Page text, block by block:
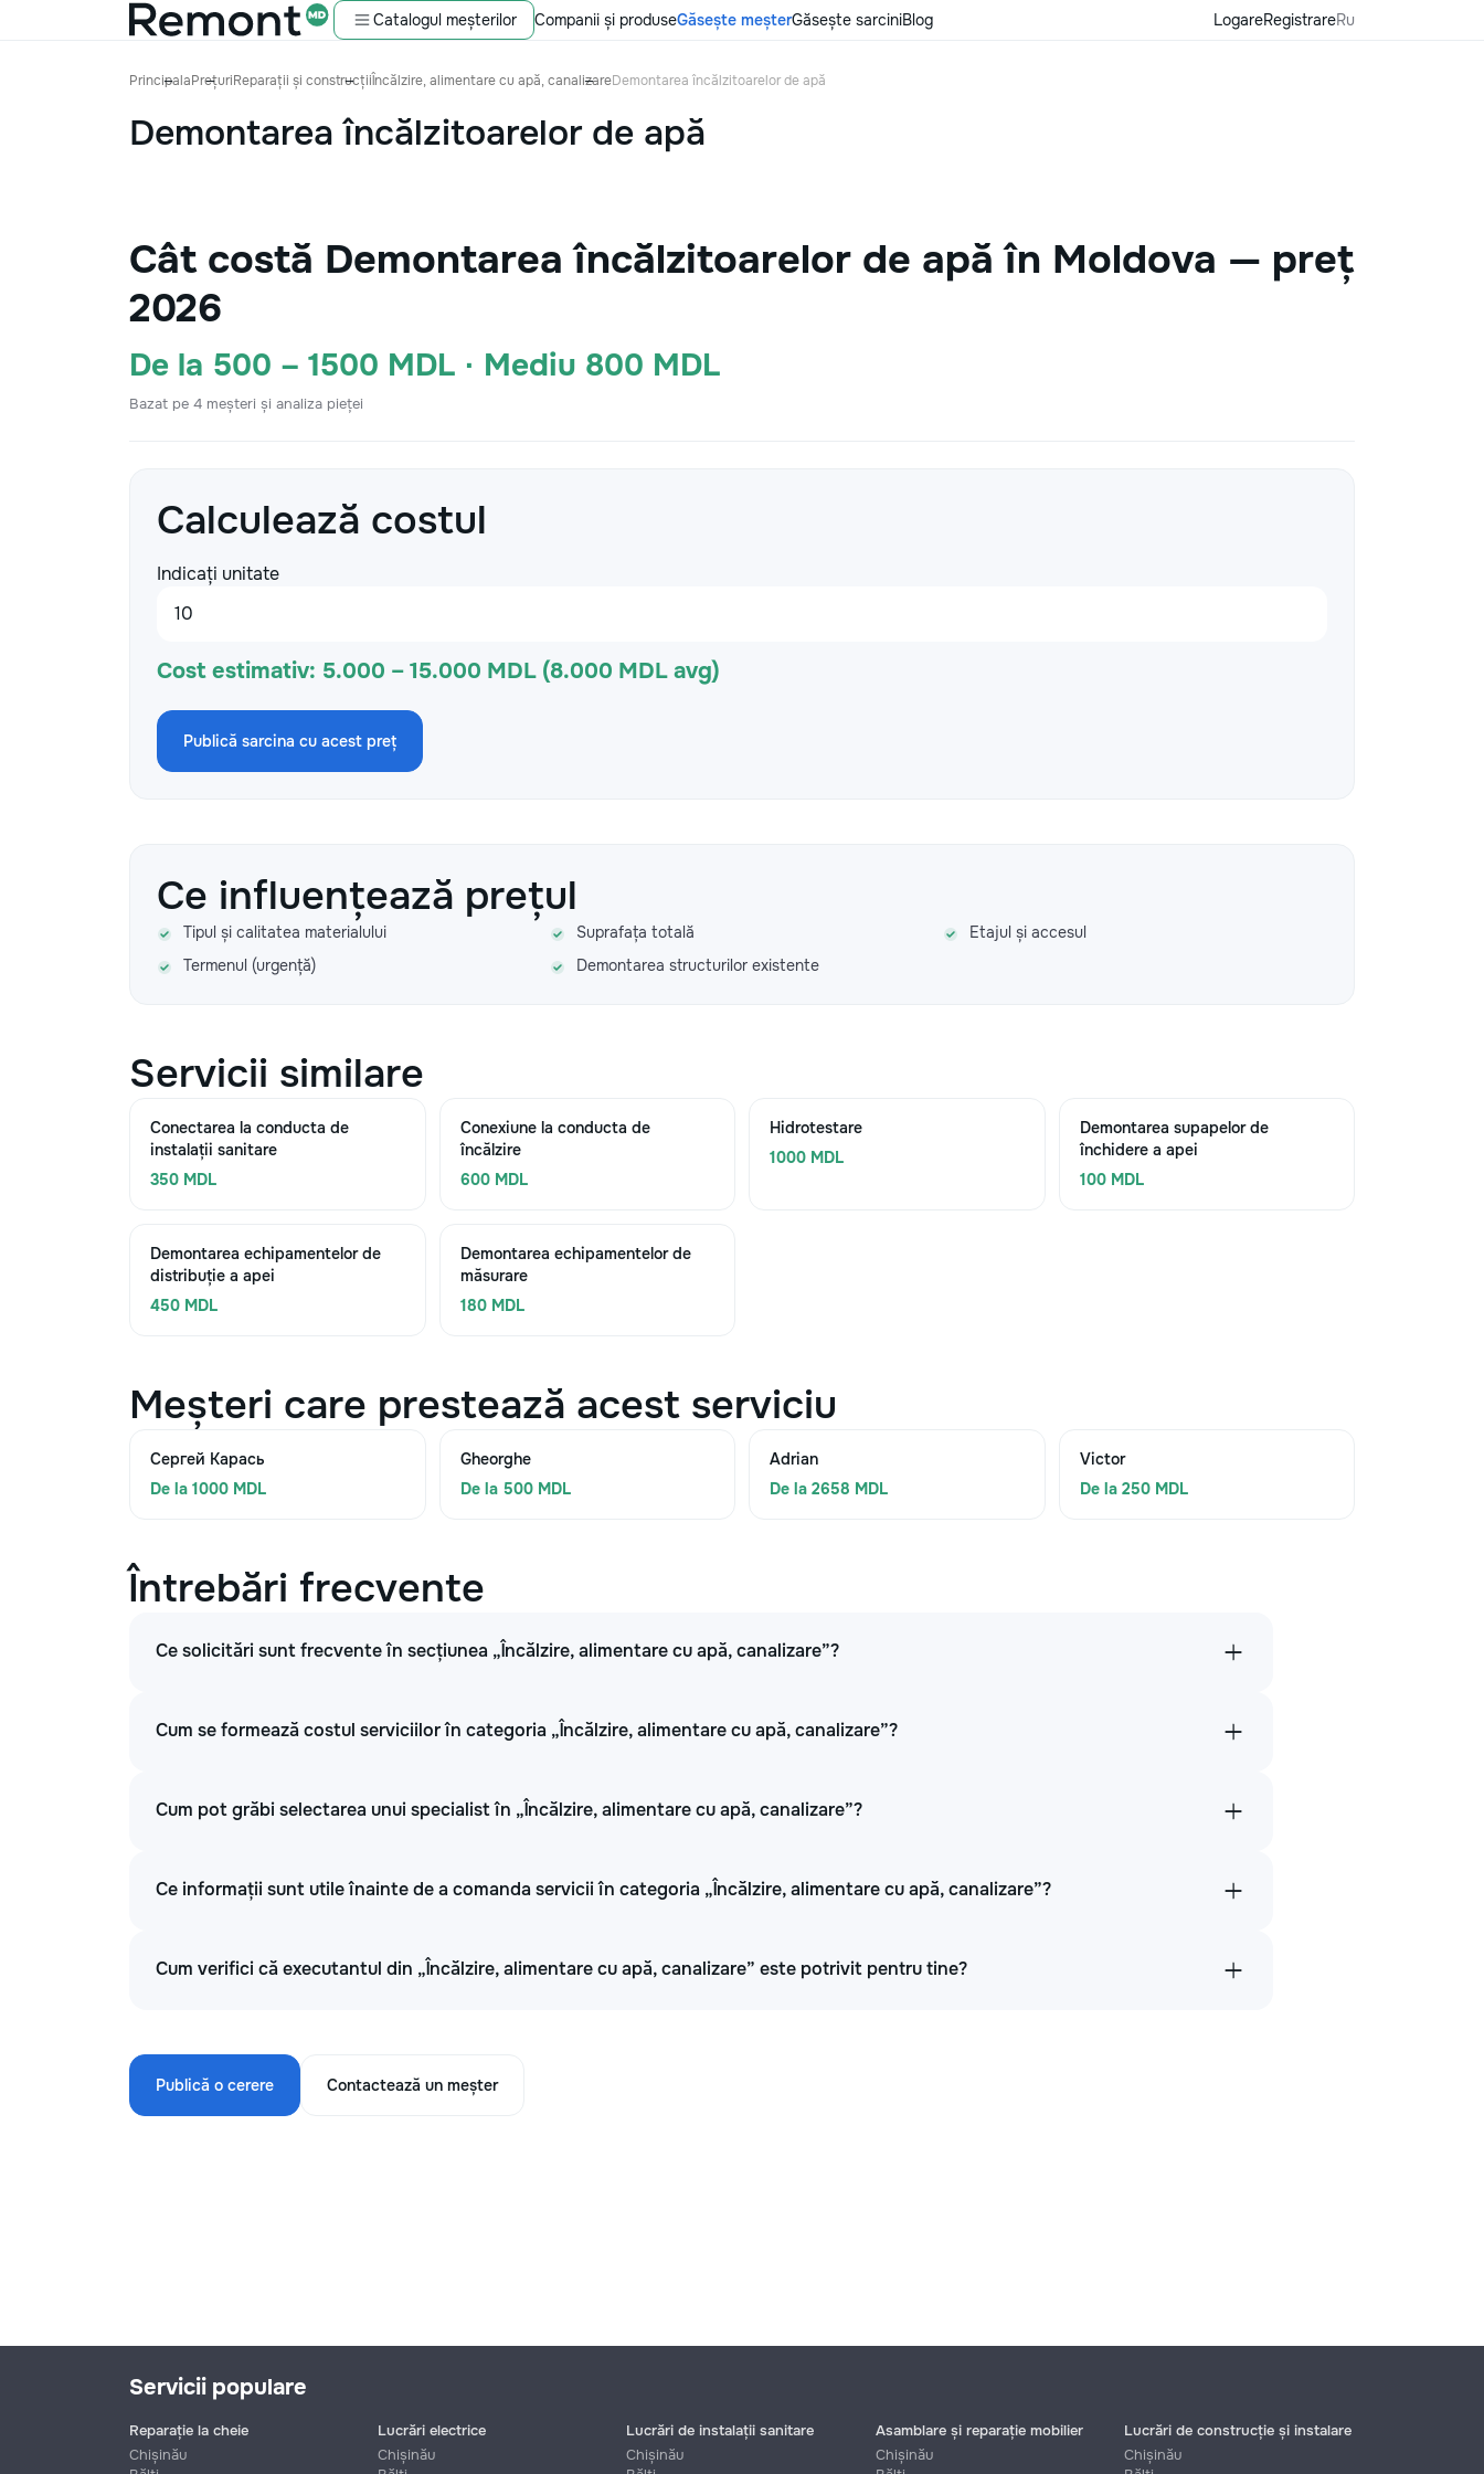
Catalogul meșterilor Companii și produseGăsește meșterGăsește sarciniBlog LogareRegistrareRu
PrincipalaPrețuriReparații și construcțiiÎncălzire, alimentare cu apă, canalizareDemontarea încălzitoarelor de apă
Demontarea încălzitoarelor de apă
Cât costă Demontarea încălzitoarelor de apă în Moldova — preț
2026
De la 500 – 1500 MDL · Mediu 800 MDL
Bazat pe 4 meșteri și analiza pieței
Calculează costul
Indicați unitate
Cost estimativ: 5.000 – 15.000 MDL (8.000 MDL avg)
Publică sarcina cu acest preț
Ce influențează prețul
Tipul și calitatea materialului Suprafața totală
Etajul și accesul
Termenul (urgență)
Demontarea structurilor existente
Servicii similare
Conectarea la conducta de
instalații sanitare
350 MDL
Conexiune la conducta de
încălzire
600 MDL
Hidrotestare
1000 MDL
Demontarea supapelor de
închidere a apei
100 MDL
Demontarea echipamentelor de
distribuție a apei
450 MDL
Demontarea echipamentelor de
măsurare
180 MDL
Meșteri care prestează acest serviciu
Сергей Карась
De la 1000 MDL
Gheorghe
De la 500 MDL
Adrian
De la 2658 MDL
Victor
De la 250 MDL
Întrebări frecvente
Ce solicitări sunt frecvente în secțiunea „Încălzire, alimentare cu apă, canalizare”?
Cum se formează costul serviciilor în categoria „Încălzire, alimentare cu apă, canalizare”?
Cum pot grăbi selectarea unui specialist în „Încălzire, alimentare cu apă, canalizare”?
Ce informații sunt utile înainte de a comanda servicii în categoria „Încălzire, alimentare cu apă, canalizare”?
Cum verifici că executantul din „Încălzire, alimentare cu apă, canalizare” este potrivit pentru tine?
Publică o cerere Contactează un meșter
Servicii populare
Reparație la cheie
Chișinău
Lucrări electrice
Chișinău
Lucrări de instalații sanitare
Chișinău
Asamblare și reparație mobilier
Chișinău
Lucrări de construcție și instalare
Chișinău